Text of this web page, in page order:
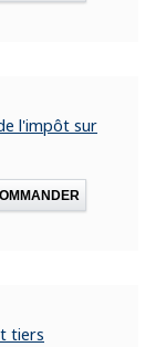
l'impôt sur
tiers